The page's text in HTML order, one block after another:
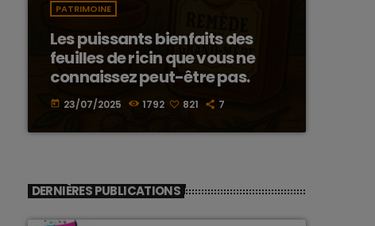
PATRIMOINE
Les puissants bienfaits des
feuilles de ricin que vous ne
connaissez peut-être pas.
today 23/07/2025 1792 821 7
DERNIÈRES PUBLICATIONS